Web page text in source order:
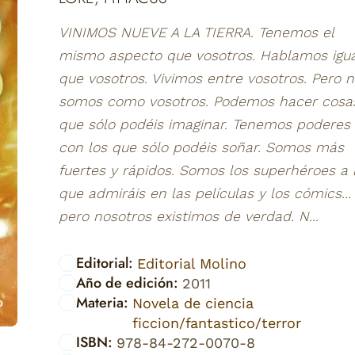
VINIMOS NUEVE A LA TIERRA. Tenemos el
mismo aspecto que vosotros. Hablamos
que vosotros. Vivimos entre vosotros. Pero
somos como vosotros. Podemos hacer
que sólo podéis imaginar. Tenemos poderes
con los que sólo podéis soñar. Somos más
fuertes y rápidos. Somos los superhéroes a
que admiráis en las películas y los cómics...
pero nosotros existimos de verdad. N...
Editorial: Editorial Molino
Año de edición: 2011
Materia: Novela de ciencia
ficcion/fantastico/terror
ISBN: 978-84-272-0070-8